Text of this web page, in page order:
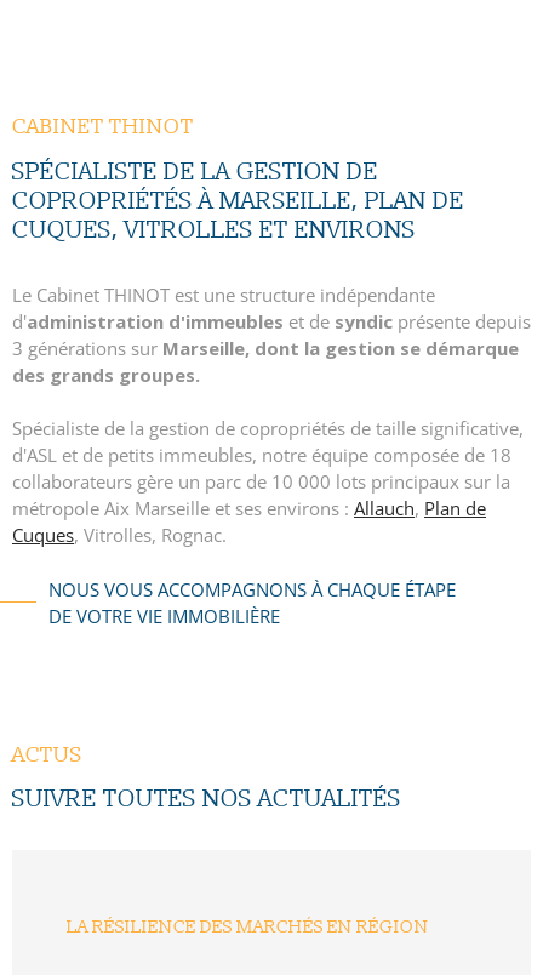
CABINET THINOT
SPÉCIALISTE DE LA GESTION DE
COPROPRIÉTÉS À MARSEILLE, PLAN DE
CUQUES, VITROLLES ET ENVIRONS
Le Cabinet THINOT est une structure indépendante
d'administration d'immeubles et de syndic présente depuis
3 générations sur Marseille, dont la gestion se démarque
des grands groupes.
Spécialiste de la gestion de copropriétés de taille significative,
d'ASL et de petits immeubles, notre équipe composée de 18
collaborateurs gère un parc de 10 000 lots principaux sur la
métropole Aix Marseille et ses environs : Allauch, Plan de
Cuques, Vitrolles, Rognac.
Organisé selon une procédurequalité, notre Cabinet
s'attache à donnerproximitéet
NOUS VOUS ACCOMPAGNONS À CHAQUE ÉTAPE
DE VOTRE VIE IMMOBILIÈRE
ACTUS
SUIVRE TOUTES NOSACTUALITÉS
LA RÉSILIENCE DES MARCHÉS EN RÉGION